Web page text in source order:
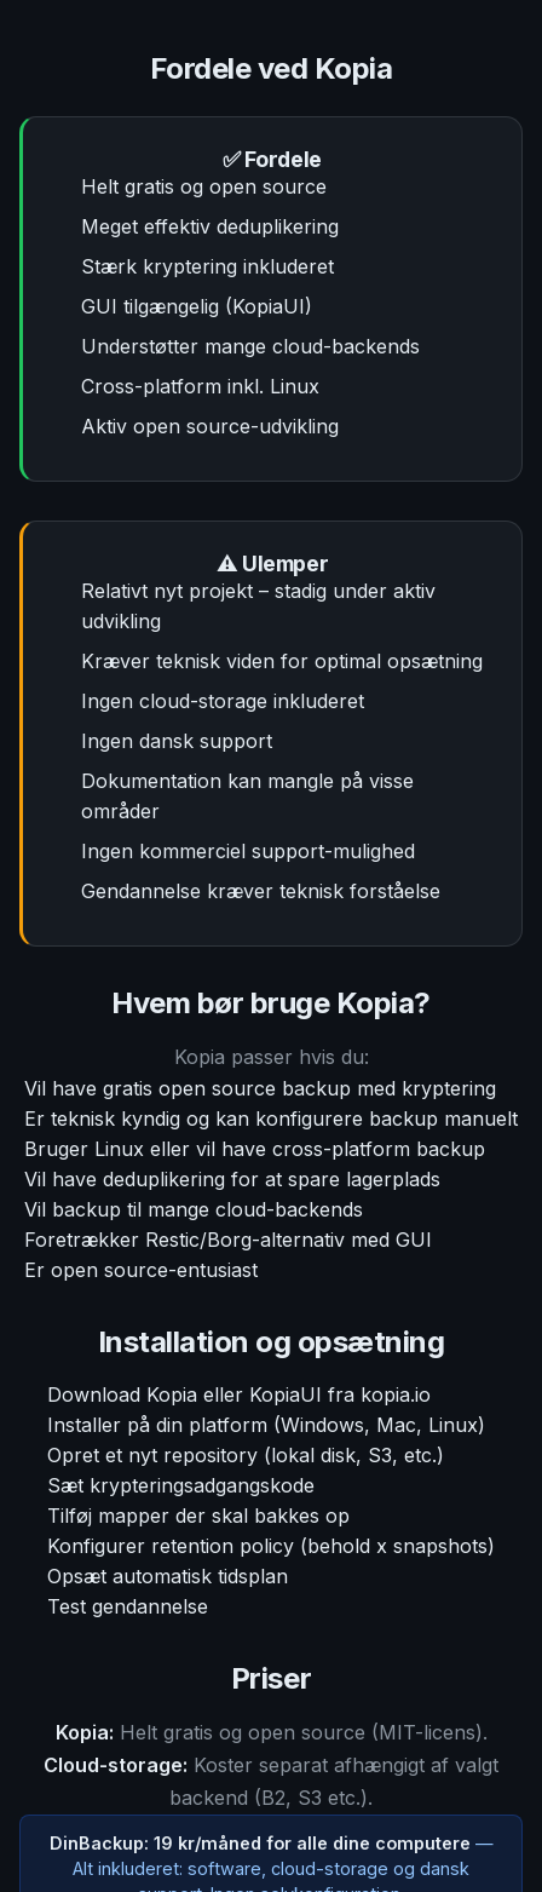
Fordele ved Kopia
✅ Fordele
Helt gratis og open source
Meget effektiv deduplikering
Stærk kryptering inkluderet
GUI tilgængelig (KopiaUI)
Understøtter mange cloud-backends
Cross-platform inkl. Linux
Aktiv open source-udvikling
⚠️ Ulemper
Relativt nyt projekt – stadig under aktiv
udvikling
Kræver teknisk viden for optimal opsætning
Ingen cloud-storage inkluderet
Ingen dansk support
Dokumentation kan mangle på visse
områder
Ingen kommerciel support-mulighed
Gendannelse kræver teknisk forståelse
Hvem bør bruge Kopia?
Kopia passer hvis du:
Vil have gratis open source backup med kryptering
Er teknisk kyndig og kan konfigurere backup manuelt
Bruger Linux eller vil have cross-platform backup
Vil have deduplikering for at spare lagerplads
Vil backup til mange cloud-backends
Foretrækker Restic/Borg-alternativ med GUI
Er open source-entusiast
Installation og opsætning
Download Kopia eller KopiaUI fra kopia.io
Installer på din platform (Windows, Mac, Linux)
Opret et nyt repository (lokal disk, S3, etc.)
Sæt krypteringsadgangskode
Tilføj mapper der skal bakkes op
Konfigurer retention policy (behold x snapshots)
Opsæt automatisk tidsplan
Test gendannelse
Priser
Kopia: Helt gratis og open source (MIT-licens).
Cloud-storage: Koster separat afhængigt af valgt
backend (B2, S3 etc.).
DinBackup: 19 kr/måned for alle dine computere —
Alt inkluderet: software, cloud-storage og dansk